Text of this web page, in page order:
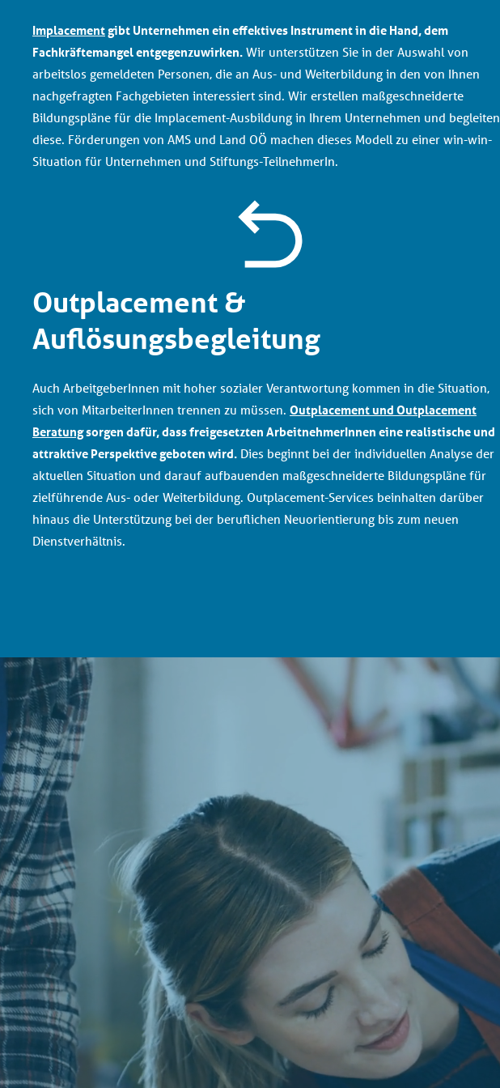
Implacementgibt Unternehmen ein effektives Instrument in die Hand, dem
Fachkräftemangel entgegenzuwirken. Wir unterstützen Sie in der Auswahl von
arbeitslos gemeldeten Personen, die an Aus- und Weiterbildung in den von Ihnen
nachgefragten Fachgebieten interessiert sind. Wir erstellen maßgeschneiderte
Bildungspläne für die Implacement-Ausbildung in Ihrem Unternehmen und begleiten
diese. Förderungen von AMS und Land OÖ machen dieses Modell zu einer win-win-
Situation für Unternehmen und Stiftungs-TeilnehmerIn.
Outplacement &
Auflösungsbegleitung
Auch ArbeitgeberInnen mit hoher sozialer Verantwortung kommen in die Situation,
sich von MitarbeiterInnen trennen zu müssen. Outplacement und Outplacement
Beratungsorgen dafür, dass freigesetzten ArbeitnehmerInnen eine realistische und
attraktive Perspektive geboten wird. Dies beginnt bei der individuellen Analyse der
aktuellen Situation und darauf aufbauenden maßgeschneiderte Bildungspläne für
zielführende Aus- oder Weiterbildung. Outplacement-Services beinhalten darüber
hinaus die Unterstützung bei der beruflichen Neuorientierung bis zum neuen
Dienstverhältnis.